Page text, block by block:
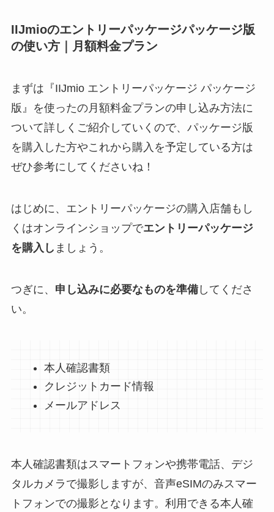
IIJmioのエントリーパッケージパッケージ版
の使い方｜月額料金プラン
まずは『IIJmio エントリーパッケージ パッケージ
版』を使ったの月額料金プランの申し込み方法に
ついて詳しくご紹介していくので、パッケージ版
を購入した方やこれから購入を予定している方は
ぜひ参考にしてくださいね！
はじめに、エントリーパッケージの購入店舗もし
くはオンラインショップでエントリーパッケージ
を購入し ましょう。
つぎに、 申し込みに必要なものを準備してくださ
い。
本人確認書類
クレジットカード情報
メールアドレス
本人確認書類はスマートフォンや携帯電話、デジ
タルカメラで撮影しますが、音声eSIMのみスマー
トフォンでの撮影となります。利用できる本人確